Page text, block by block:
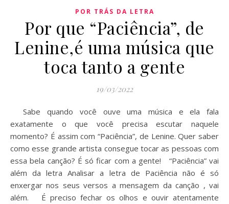
POR TRÁS DA LETRA
Por que “Paciência”, de
Lenine,é uma música que
toca tanto a gente
19/03/2022
Sabe quando você ouve uma música e ela fala
exatamente o que você precisa escutar naquele
momento? É assim com “Paciência”, de Lenine. Quer saber
como esse grande artista consegue tocar as pessoas com
essa bela canção? É só ficar com a gente! “Paciência” vai
além da letra Analisar a letra de Paciência não é só
enxergar nos seus versos a mensagem da canção , vai
além. É preciso fechar os olhos e ouvir atentamente